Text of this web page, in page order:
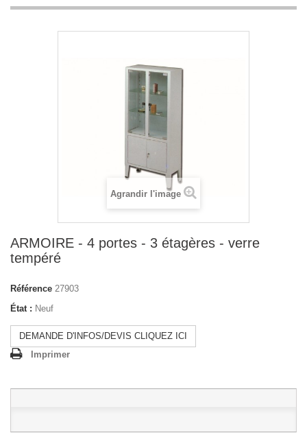
Agrandir l'image
ARMOIRE - 4 portes - 3 étagères - verre
tempéré
Référence 27903
État : Neuf
DEMANDE D'INFOS/DEVIS CLIQUEZ ICI
Imprimer